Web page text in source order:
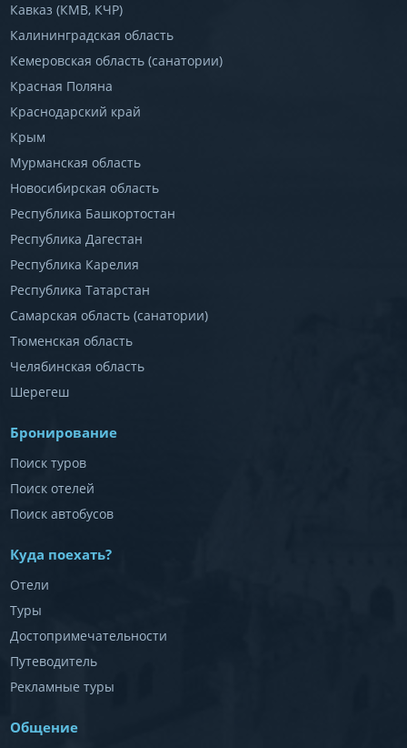
Кавказ (КМВ, КЧР)
Калининградская область
Кемеровская область (санатории)
Красная Поляна
Краснодарский край
Крым
Мурманская область
Новосибирская область
Республика Башкортостан
Республика Дагестан
Республика Карелия
Республика Татарстан
Самарская область (санатории)
Тюменская область
Челябинская область
Шерегеш
Бронирование
Поиск туров
Поиск отелей
Поиск автобусов
Куда поехать?
Отели
Туры
Достопримечательности
Путеводитель
Рекламные туры
Общение